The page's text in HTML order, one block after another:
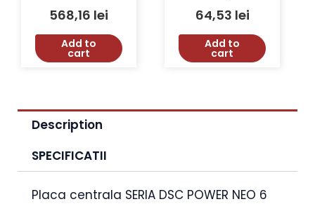
M, Unghi 90°, Pet
Immunity 40 Kg,
568,16 lei
Add to
cart
64,53 lei
Add to
cart
Description
SPECIFICATII
Placa centrala SERIA DSC POWER NEO 6